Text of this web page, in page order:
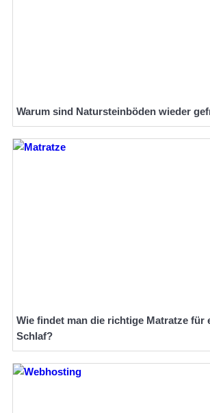
Warum sind Natursteinböden wieder
Wie findet man die richtige Matratze für
Schlaf?